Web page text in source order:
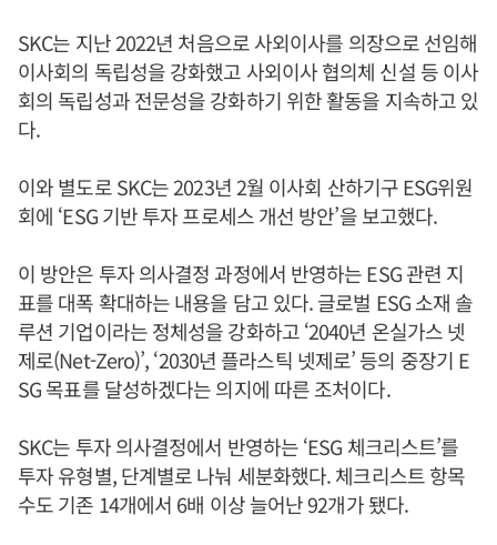
SKC는 지난 2022년 처음으로 사외이사를 의장으로 선임해
이사회의 독립성을 강화했고 사외이사 협의체 신설 등 이사
회의 독립성과 전문성을 강화하기 위한 활동을 지속하고 있
다.
이와 별도로 SKC는 2023년 2월 이사회 산하기구 ESG위원
회에 ‘ESG 기반 투자 프로세스 개선 방안’을 보고했다.
이 방안은 투자 의사결정 과정에서 반영하는 ESG 관련 지
표를 대폭 확대하는 내용을 담고 있다. 글로벌 ESG 소재 솔
루션 기업이라는 정체성을 강화하고 ‘2040년 온실가스 넷
제로(Net-Zero)’, ‘2030년 플라스틱 넷제로’ 등의 중장기 E
SG 목표를 달성하겠다는 의지에 따른 조처이다.
SKC는 투자 의사결정에서 반영하는 ‘ESG 체크리스트’를
투자 유형별, 단계별로 나눠 세분화했다. 체크리스트 항목
수도 기존 14개에서 6배 이상 늘어난 92개가 됐다.